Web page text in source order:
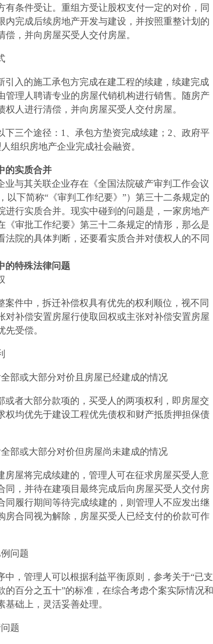
有条件受让。重组方受让股权支付一定的对价，同
内完成后续房地产开发与建设，并按照重整计划的
，并向房屋买受人交付房屋。
引入的施工承包方完成在建工程的续建，续建完成
管理人聘请专业的房屋代销机构进行销售。随房产
人进行清偿，并向房屋买受人交付房屋。
下三个途径： 1 、承包方垫资完成续建； 2、政府平
组织房地产企业完成社会融资。
的实质合并
业与其关联企业存在《全国法院破产审判工作会议
以下简称“《审判工作纪要》”）第三十二条规定的
进行实质合并。现实中碰到的问题是，一家房地产
《审批工作纪要》第三十二条规定的情形，那么是
法院的具体判断，还要看实质合并对债权人的不同
的特殊法律问题
案件中，拆迁补偿权具有优先的权利顺位，视不同
对补偿安置房屋行使取回权或主张对补偿安置房屋
先受偿。
部或大部分对价且房屋已经建成的情况
或者大部分款项的，买受人的两项权利，即房屋交
权均优先于建设工程优先债权和财产抵质押担保债
部或大部分对价但房屋尚未建成的情况
房屋将完成续建的，管理人可在征求房屋买受人意
同，并待在建项目最终完成后向房屋买受人交付房
同履行期间等待完成续建的，则管理人不应发出继
房合同视为解除，房屋买受人已经支付的价款可作
问题
中，管理人可以根据利益平衡原则，参考关于“已支
的百分之五十”的标准，在综合考虑个案实际情况和
础上，灵活妥善处理。
题